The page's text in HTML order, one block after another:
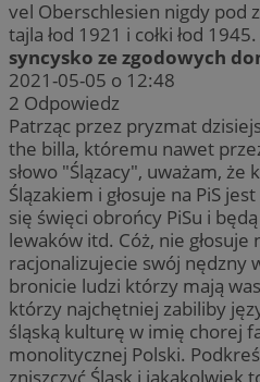
vel Oberschlesien nigdy pod
tajla łod 1921 i cołki łod 1945.
syncysko ze zgodowych
2021-05-05 o 12:48
2 Odpowiedz
Patrząc przez pryzmat
the billa, któremu nawet
słowo "Ślązacy", uważam, że
Ślązakiem i głosuje na PiS
się święci obrońcy PiSu i
lewaków itd. Cóż, nie głosuje
racjonalizujecie swój nędzny
bronicie ludzi którzy mają
którzy najchętniej zabiliby
śląską kulturę w imię chorej
monolitycznej Polski.